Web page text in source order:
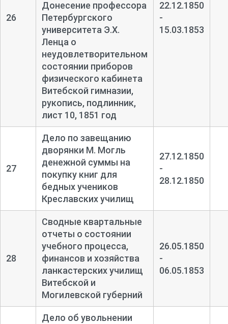
26
Донесение профессора
Петербургского
университета Э.Х.
Ленца о
неудовлетворительном
состоянии приборов
физического кабинета
Витебской гимназии,
рукопись, подлинник,
лист 10, 1851 год
22.12.1850
-
15.03.1853
27
Дело по завещанию
дворянки М. Могль
денежной суммы на
покупку книг для
бедных учеников
Креславских училищ
27.12.1850
-
28.12.1850
28
Сводные квартальные
отчеты о состоянии
учебного процесса,
финансов и хозяйства
ланкастерских училищ
Витебской и
Могилевской губерний
26.05.1850
-
06.05.1853
Дело об увольнении